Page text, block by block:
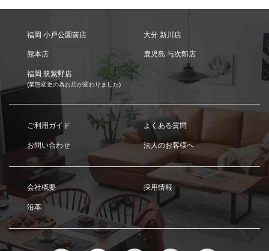
福岡 小戸公園前店 大分 新川店
熊本店 鹿児島 与次郎店
福岡 筑紫野店
(業態変更の為お店が変わりました)
ご利用ガイド よくある質問
お問い合わせ 法人のお客様へ
会社概要 採用情報
沿革